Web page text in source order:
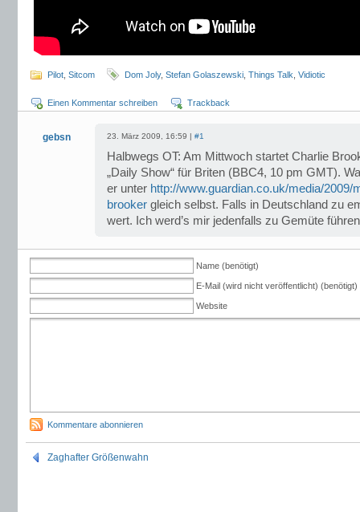
Pilot Sitcom Dom Joly, Stefan Golaszewski Things Talk Vidiotic
Einen Kommentar schreiben Trackback
gebsn 23. März 2009, 16:59 | #1
Halbwegs OT: Am Mittwoch startet Charlie
„Daily Show“ für Briten (BBC4, 10 pm GMT).
er unter http://www.guardian.co.uk/media/2009/
brooker gleich selbst. Falls in Deutschland zu
wert. Ich werd’s mir jedenfalls zu Gemüte
Name (benötigt)
E-Mail (wird nicht veröffentlicht) (benötigt)
Website
Kommentare abonnieren
Zaghafter Größenwahn